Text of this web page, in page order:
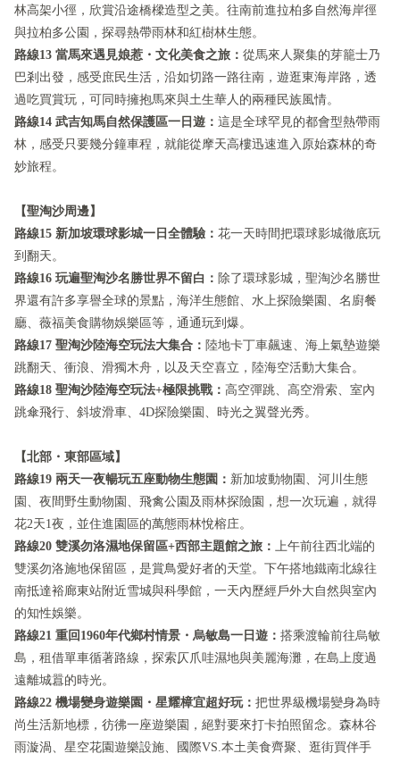
林高架小徑，欣賞沿途橋樑造型之美。往南前進拉柏多自然海岸徑
與拉柏多公園，探尋熱帶雨林和紅樹林生態。
路線13 當馬來遇見娘惹・文化美食之旅： 從馬來人聚集的芽籠士乃
巴剎出發，感受庶民生活，沿如切路一路往南，遊逛東海岸路，透
過吃買賞玩，可同時擁抱馬來與土生華人的兩種民族風情。
路線14 武吉知馬自然保護區一日遊： 這是全球罕見的都會型熱帶雨
林，感受只要幾分鐘車程，就能從摩天高樓迅速進入原始森林的奇
妙旅程。
【聖淘沙周邊】
路線15 新加坡環球影城一日全體驗： 花一天時間把環球影城徹底玩
到翻天。
路線16 玩遍聖淘沙名勝世界不留白： 除了環球影城，聖淘沙名勝世
界還有許多享譽全球的景點，海洋生態館、水上探險樂園、名廚餐
廳、薇福美食購物娛樂區等，通通玩到爆。
路線17 聖淘沙陸海空玩法大集合： 陸地卡丁車飆速、海上氣墊遊樂
跳翻天、衝浪、滑獨木舟，以及天空喜立，陸海空活動大集合。
路線18 聖淘沙陸海空玩法+極限挑戰： 高空彈跳、高空滑索、室內
跳傘飛行、斜坡滑車、4D探險樂園、時光之翼聲光秀。
【北部・東部區域】
路線19 兩天一夜暢玩五座動物生態園： 新加坡動物園、河川生態
園、夜間野生動物園、飛禽公園及雨林探險園，想一次玩遍，就得
花2天1夜，並住進園區的萬態雨林悅榕庄。
路線20 雙溪勿洛濕地保留區+西部主題館之旅： 上午前往西北端的
雙溪勿洛施地保留區，是賞鳥愛好者的天堂。下午搭地鐵南北線往
南抵達裕廊東站附近雪城與科學館，一天內歷經戶外大自然與室內
的知性娛樂。
路線21 重回1960年代鄉村情景・烏敏島一日遊： 搭乘渡輪前往烏敏
島，租借單車循著路線，探索仄爪哇濕地與美麗海灘，在島上度過
遠離城囂的時光。
路線22 機場變身遊樂園・星耀樟宜超好玩： 把世界級機場變身為時
尚生活新地標，彷彿一座遊樂園，絕對要來打卡拍照留念。森林谷
雨漩渦、星空花園遊樂設施、國際VS.本土美食齊聚、逛街買伴手